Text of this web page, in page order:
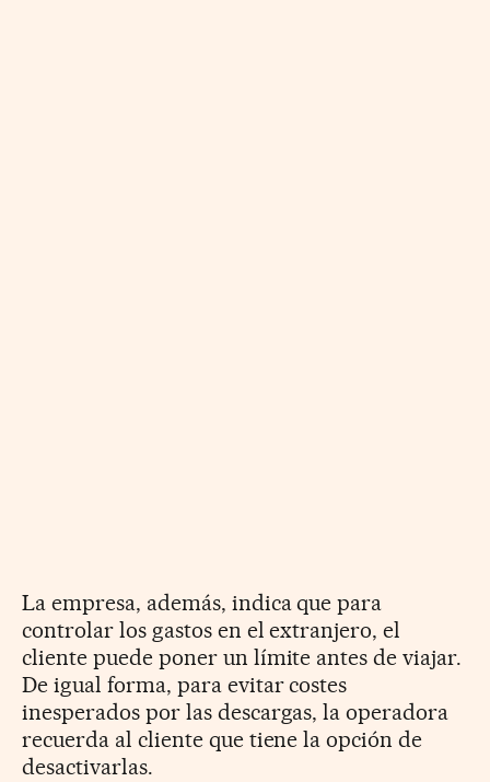
La empresa, además, indica que para
controlar los gastos en el extranjero, el
cliente puede poner un límite antes de viajar.
De igual forma, para evitar costes
inesperados por las descargas, la operadora
recuerda al cliente que tiene la opción de
desactivarlas.